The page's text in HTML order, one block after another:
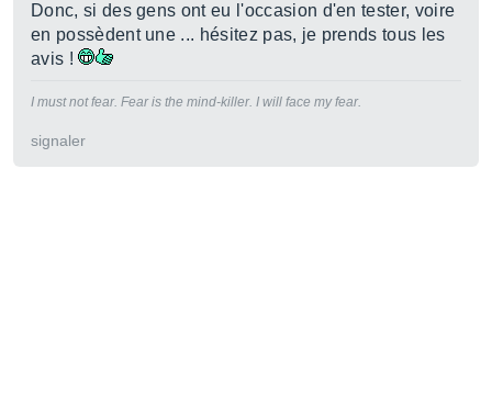
Donc, si des gens ont eu l'occasion d'en tester, voire
en possèdent une ... hésitez pas, je prends tous les
avis !
I must not fear. Fear is the mind-killer. I will face my fear.
signaler